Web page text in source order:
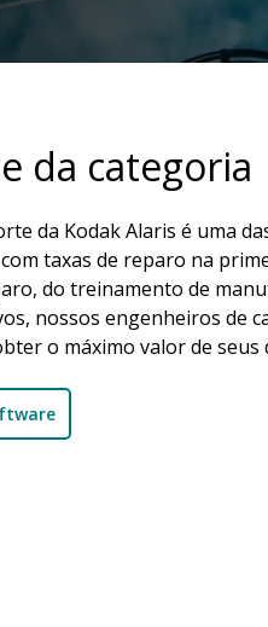
da categoria
da Kodak Alaris é uma
taxas de reparo na
do treinamento de
nossos engenheiros de
o máximo valor de seus